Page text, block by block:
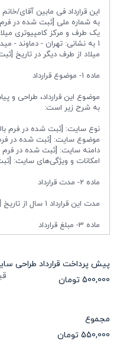
این قرارداد فی مابین آقای/
به شماره ملی [ثبت شده در فرم
1 به نشانی: تهران - دماوند -
میلاد از طرف دیگر در تاریخ
ماده 1- موضوع قرارداد
موضوع این قرارداد، طراحی و
به شرح زیر است:
نوع سایت: [ثبت شده در فرم
موضوع سایت: [ثبت شده در فرم
دامنه سایت: [ثبت شده در فرم
امکانات و ویژگی‌های سایت:
ماده 2- مدت قرارداد
مدت این قرارداد 1 سال از تاریخ [ثبت شده در فرم بالا] می‌باشد.
ماده 3- مبلغ قرارداد
کارفرما متعهد است اطلاعات و
آورد.
پیش پرداخت قرارداد طراحی
مجموع